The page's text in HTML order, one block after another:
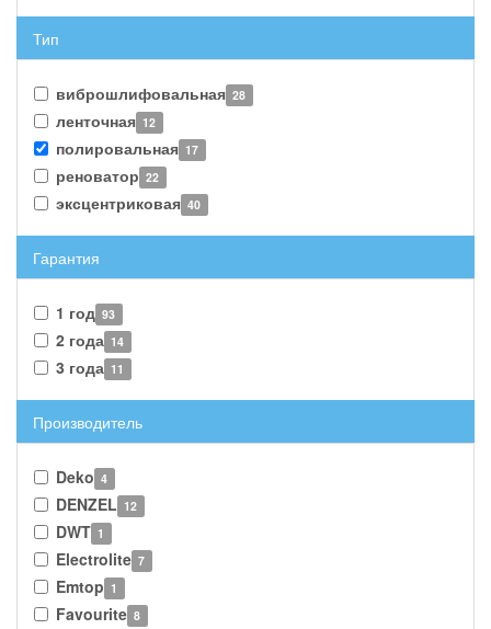
Тип
виброшлифовальная 28
ленточная 12
полировальная 17
реноватор 22
эксцентриковая 40
Гарантия
1 год 93
2 года 14
3 года 11
Производитель
Deko 4
DENZEL 12
DWT 1
Electrolite 7
Emtop 1
Favourite 8